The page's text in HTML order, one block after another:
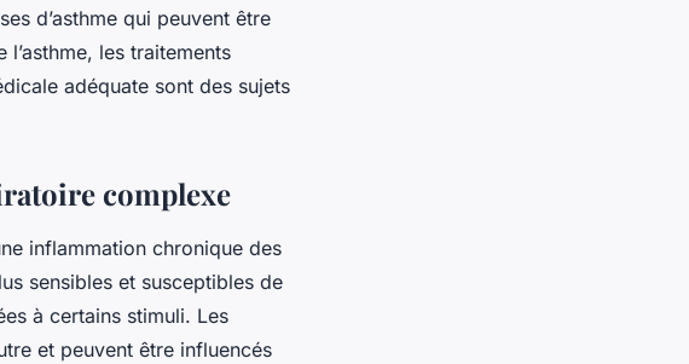
d’asthme qui peuvent être
les traitements
adéquate sont des sujets
complexe
inflammation chronique des
sensibles et susceptibles de
à certains stimuli. Les
et peuvent être influencés